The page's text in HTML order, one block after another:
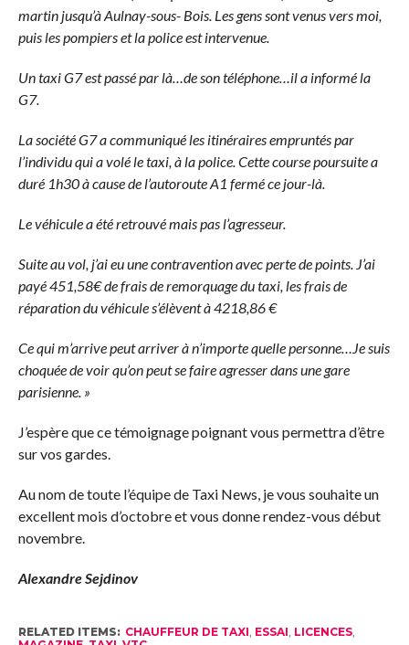
martin jusqu’à Aulnay-sous- Bois. Les gens sont venus vers moi,
puis les pompiers et la police est intervenue.
Un taxi G7 est passé par là…de son téléphone…il a informé la
G7.
La société G7 a communiqué les itinéraires empruntés par
l’individu qui a volé le taxi, à la police. Cette course poursuite a
duré 1h30 à cause de l’autoroute A1 fermé ce jour-là.
Le véhicule a été retrouvé mais pas l’agresseur.
Suite au vol, j’ai eu une contravention avec perte de points. J’ai
payé 451,58€ de frais de remorquage du taxi, les frais de
réparation du véhicule s’élèvent à 4218,86 €
Ce qui m’arrive peut arriver à n’importe quelle personne…Je suis
choquée de voir qu’on peut se faire agresser dans une gare
parisienne. »
J’espère que ce témoignage poignant vous permettra d’être
sur vos gardes.
Au nom de toute l’équipe de Taxi News, je vous souhaite un
excellent mois d’octobre et vous donne rendez-vous début
novembre.
Alexandre Sejdinov
RELATED ITEMS: CHAUFFEUR DE TAXI, ESSAI, LICENCES,